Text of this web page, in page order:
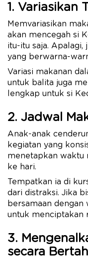
1. Variasikan
Memvariasikan
akan mencegah si
itu-itu saja. Apalagi,
yang berwarna-
Variasi makanan
untuk balita juga
lengkap untuk si
2. Jadwal
Anak-anak
kegiatan yang
menetapkan waktu
ke hari.
Tempatkan ia di
dari distraksi. Jika
bersamaan dengan
untuk menciptakan
3.
secara